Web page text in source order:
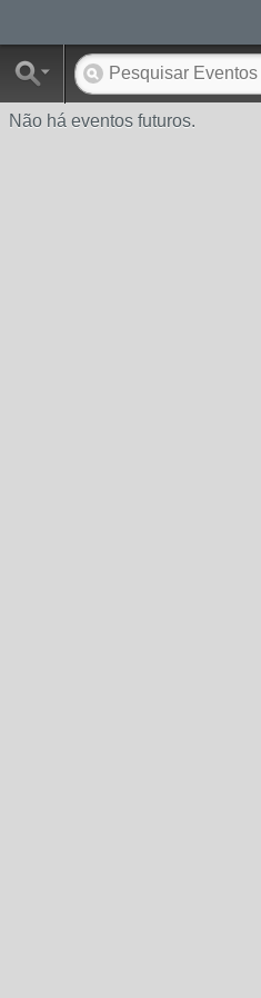
Não há eventos futuros.